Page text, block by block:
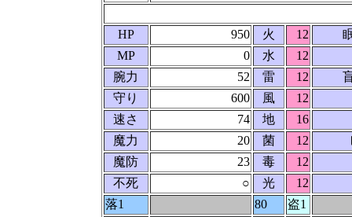
HP 950 火 12
MP
0 水
12
腕力
52 雷 12
守り
600 風
12
速さ
74 地
16
魔力
20 菌 12
魔防
23 毒
12
不死
○ 光
12
落1
80
盗1